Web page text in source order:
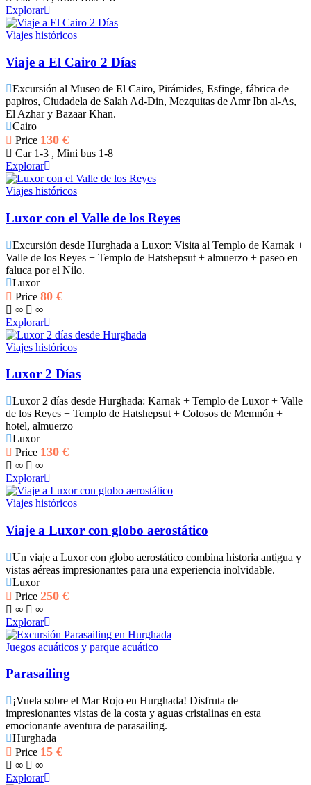
Explorar
Viajes históricos
Viaje a El Cairo 2 Días
Excursión al Museo de El Cairo, Pirámides, Esfinge, fábrica de
papiros, Ciudadela de Salah Ad-Din, Mezquitas de Amr Ibn al-As,
El Azhar y Bazaar Khan.
Cairo
Price 130 €
Car 1-3 , Mini bus 1-8
Explorar
Viajes históricos
Luxor con el Valle de los Reyes
Excursión desde Hurghada a Luxor: Visita al Templo de Karnak +
Valle de los Reyes + Templo de Hatshepsut + almuerzo + paseo en
faluca por el Nilo.
Luxor
Price 80 €
∞
∞
Explorar
Viajes históricos
Luxor 2 Días
Luxor 2 días desde Hurghada: Karnak + Templo de Luxor + Valle
de los Reyes + Templo de Hatshepsut + Colosos de Memnón +
hotel, almuerzo
Luxor
Price 130 €
∞
∞
Explorar
Viajes históricos
Viaje a Luxor con globo aerostático
Un viaje a Luxor con globo aerostático combina historia antigua y
vistas aéreas impresionantes para una experiencia inolvidable.
Luxor
Price 250 €
∞
∞
Explorar
Juegos acuáticos y parque acuático
Parasailing
¡Vuela sobre el Mar Rojo en Hurghada! Disfruta de
impresionantes vistas de la costa y aguas cristalinas en esta
emocionante aventura de parasailing.
Hurghada
Price 15 €
∞
∞
Explorar